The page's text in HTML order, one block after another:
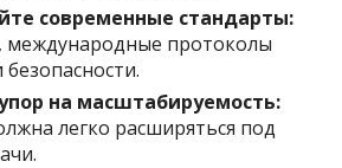
современные стандарты:
международные протоколы
безопасности.
на масштабируемость:
легко расширяться под